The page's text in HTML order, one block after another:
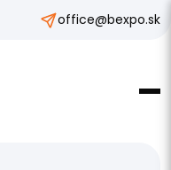
office@bexpo.sk